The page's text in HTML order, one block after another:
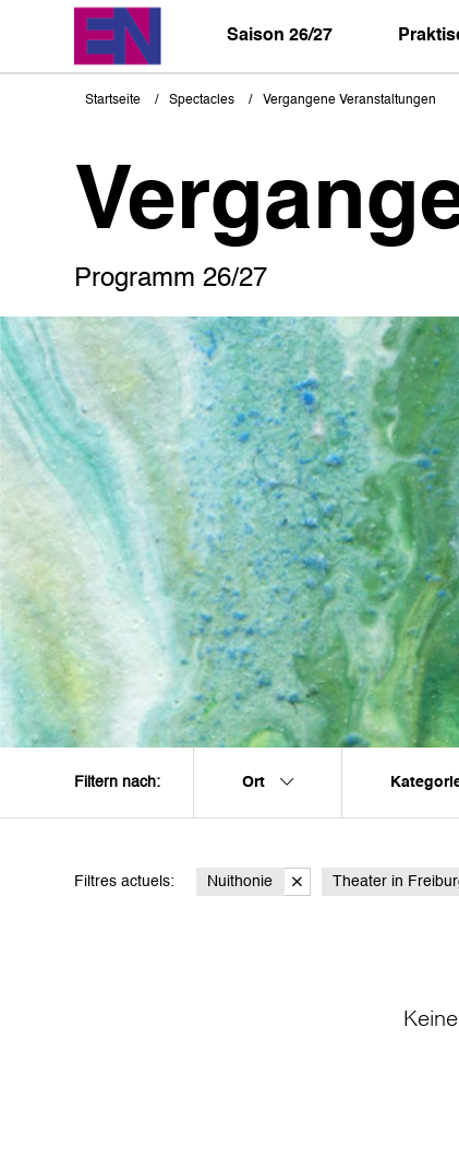
Saison 26/27
Pfadnavigation
Startseite Spectacles Vergangene Veranstaltungen
Programm 26/27
Filtern nach: Ort
Filtres actuels: Nuithonie Theater in